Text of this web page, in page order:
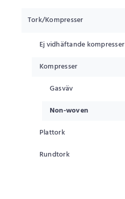
Tork/Kompresser
Ej vidhäftande kompresser
Kompresser
Gasväv
Non-woven
Plattork
Rundtork